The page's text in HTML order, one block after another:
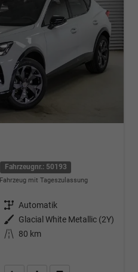
Fahrzeugnr.: 50193
Fahrzeug mit Tageszulassung
Getriebe Automatik
Außenfarbe
Glacial White Metallic (2Y)
Kilometerstand
80 km